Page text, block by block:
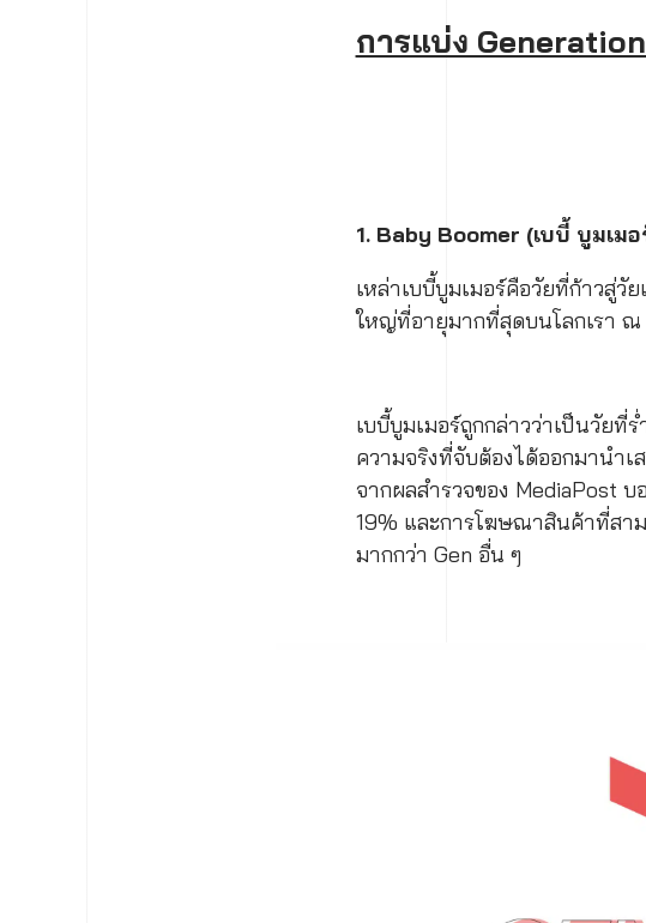
การแบ่ง
1. Baby Boomer (เบบี้ บูมเมอ
เหล่าเบบี้บูมเมอร์คือวัยที่ก้าวสู่
ใหญ่ที่อายุมากที่สุดบนโลกเรา ณ
เบบี้บูมเมอร์ถูกกล่าวว่าเป็นวัยที่
ความจริงที่จับต้องได้ออกมานำเ
จากผลสำรวจของ MediaPost
19% และการโฆษณาสินค้าที่สา
มากกว่า Gen อื่น ๆ